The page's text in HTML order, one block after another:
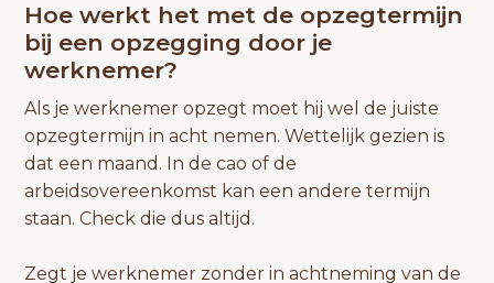
Hoe werkt het met de opzegtermijn
bij een opzegging door je
werknemer?
Als je werknemer opzegt moet hij wel de juiste
opzegtermijn in acht nemen. Wettelijk gezien is
dat een maand. In de cao of de
arbeidsovereenkomst kan een andere termijn
staan. Check die dus altijd.
Zegt je werknemer zonder in achtneming van de